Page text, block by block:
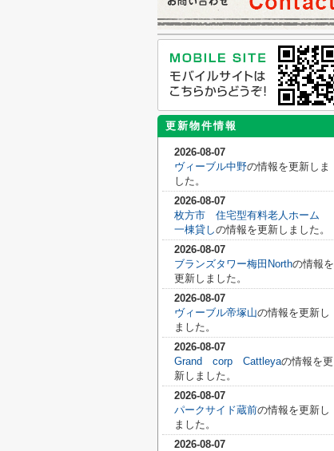
更新物件情報
2026-08-07
ヴィーブル中野の情報を更新しま
した。
2026-08-07
枚方市 住宅型有料老人ホーム
一棟貸しの情報を更新しました。
2026-08-07
ブランズタワー梅田Northの情報を
更新しました。
2026-08-07
ヴィーブル帝塚山の情報を更新し
ました。
2026-08-07
Grand corp Cattleyaの情報を更
新しました。
2026-08-07
パークサイド蔵前の情報を更新し
ました。
2026-08-07